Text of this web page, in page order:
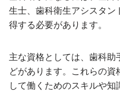
生士、歯科衛生アシスタン
得する必要があります。
主な資格としては、歯科助
どがあります。これらの資
して働くためのスキルや知